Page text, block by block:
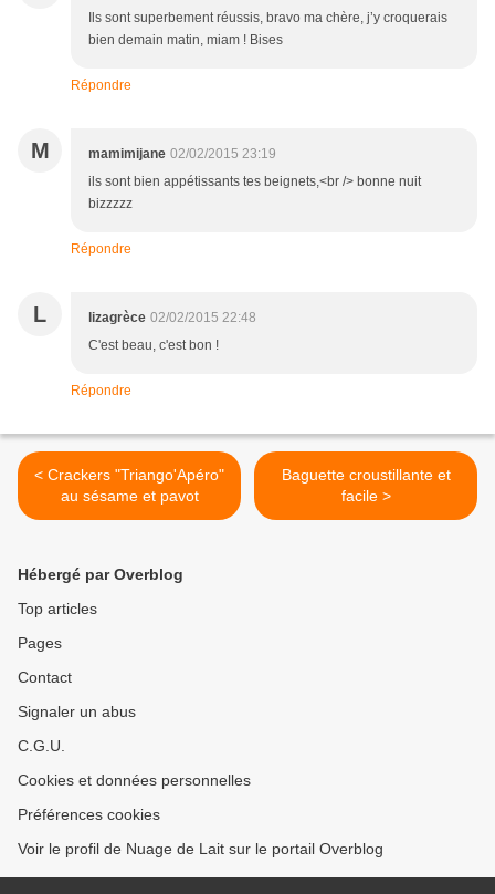
Ils sont superbement réussis, bravo ma chère, j’y croquerais
bien demain matin, miam ! Bises
Répondre
M mamimijane 02/02/2015 23:19
ils sont bien appétissants tes beignets,<br /> bonne nuit
bizzzzz
Répondre
L lizagrèce 02/02/2015 22:48
C'est beau, c'est bon !
Répondre
< Crackers "Triango'Apéro"
au sésame et pavot
Baguette croustillante et
facile >
Hébergé par Overblog
Top articles
Pages
Contact
Signaler un abus
C.G.U.
Cookies et données personnelles
Préférences cookies
Voir le profil de Nuage de Lait sur le portail Overblog